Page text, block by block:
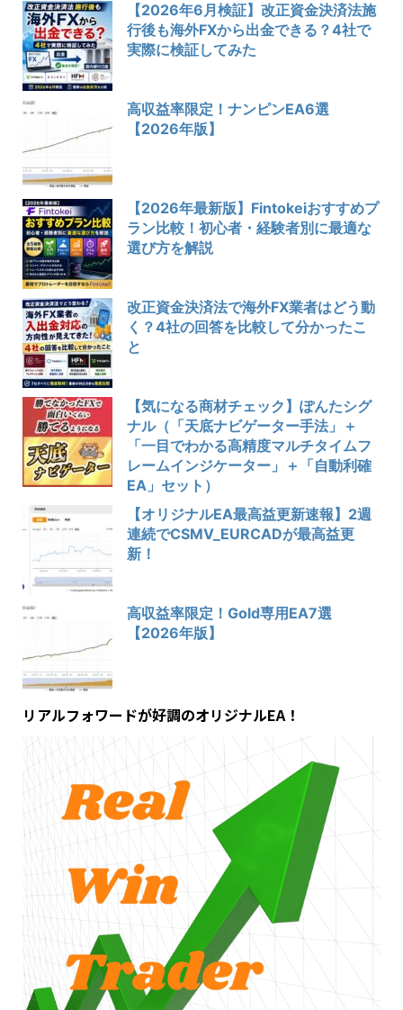
【2026年6月検証】改正資金決済法施
行後も海外FXから出金できる？4社で
実際に検証してみた
高収益率限定！ナンピンEA6選
【2026年版】
【2026年最新版】Fintokeiおすすめプ
ラン比較！初心者・経験者別に最適な
選び方を解説
改正資金決済法で海外FX業者はどう動
く？4社の回答を比較して分かったこ
と
【気になる商材チェック】ぽんたシグ
ナル（「天底ナビゲーター手法」＋
「一目でわかる高精度マルチタイムフ
レームインジケーター」＋「自動利確
EA」セット）
【オリジナルEA最高益更新速報】2週
連続でCSMV_EURCADが最高益更
新！
高収益率限定！Gold専用EA7選
【2026年版】
リアルフォワードが好調のオリジナルEA！